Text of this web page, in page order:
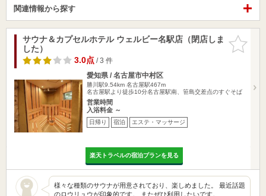
関連情報から探す
お気に入
りに追加
サウナ＆カプセルホテル ウェルビー名駅店（閉店しま
した）
3.0点/ 3 件
愛知県 / 名古屋市中村区
勝川駅9.54km 名古屋駅467m
名古屋駅より徒歩10分名古屋駅南、笹島交差点のすぐそば
営業時間
入浴料金 ～
日帰り 宿泊 エステ・マッサージ
楽天トラベルの宿泊プランを見る
様々な種類のサウナが用意されており、楽しめました。 最近話題
のロウリュウが印象的です。 またぜひ利用したいです。